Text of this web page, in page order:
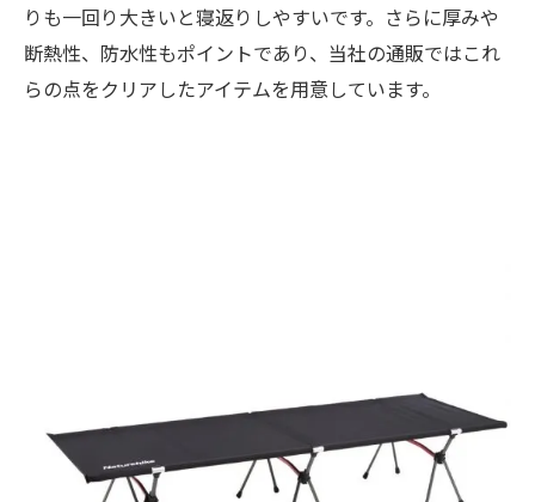
りも一回り大きいと寝返りしやすいです。さらに厚みや
断熱性、防水性もポイントであり、当社の通販ではこれ
らの点をクリアしたアイテムを用意しています。